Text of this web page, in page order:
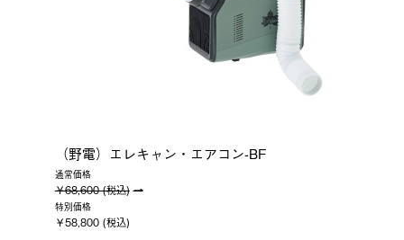
（野電）エレキャン・エアコン-BF
通常価格
￥68,600 (税込)
特別価格
￥58,800 (税込)